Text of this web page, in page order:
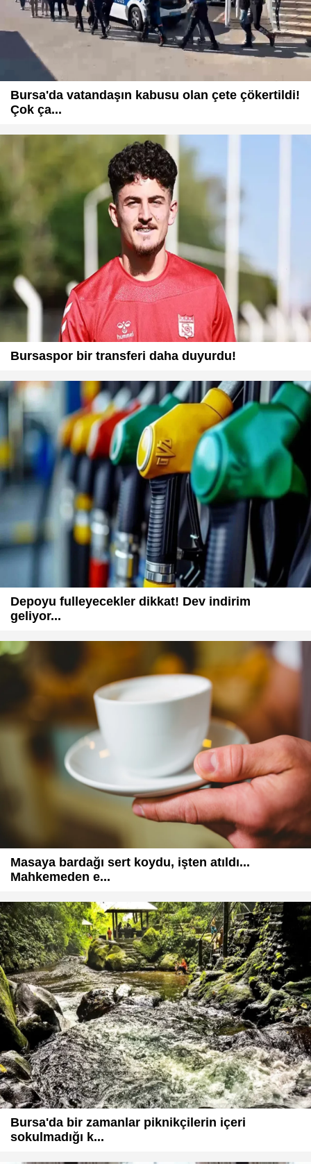
Bursa'da vatandaşın kabusu olan çete çökertildi!
Çok ça...
Bursaspor bir transferi daha duyurdu!
Depoyu fulleyecekler dikkat! Dev indirim
geliyor...
Masaya bardağı sert koydu, işten atıldı...
Mahkemeden e...
Bursa'da bir zamanlar piknikçilerin içeri
sokulmadığı k...